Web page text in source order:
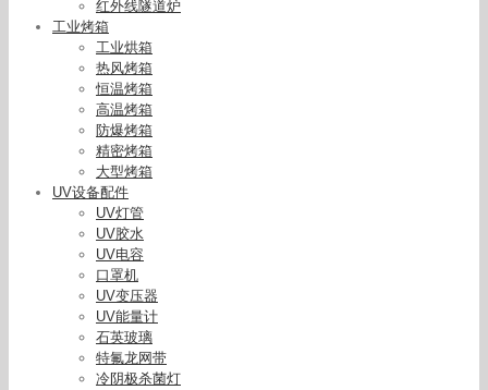
红外线隧道炉
工业烤箱
工业烘箱
热风烤箱
恒温烤箱
高温烤箱
防爆烤箱
精密烤箱
大型烤箱
UV设备配件
UV灯管
UV胶水
UV电容
口罩机
UV变压器
UV能量计
石英玻璃
特氟龙网带
冷阴极杀菌灯